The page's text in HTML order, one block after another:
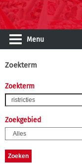
Menu
Zoekterm
Zoekterm
Zoekgebied